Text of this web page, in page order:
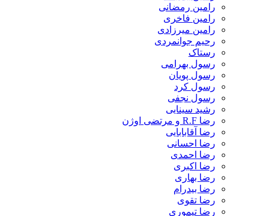
رامین رمضانی
رامین فاخری
رامین میرزادی
رحیم جوانمردی
رستاک
رسول بهرامی
رسول پویان
رسول کرد
رسول نجفی
رشید سینایی
رضا R.F و مرتضی اوژن
رضا آقابابایی
رضا احسانی
رضا احمدی
رضا اکبری
رضا بهاری
رضا بیدرام
رضا تقوی
رضا تیموری